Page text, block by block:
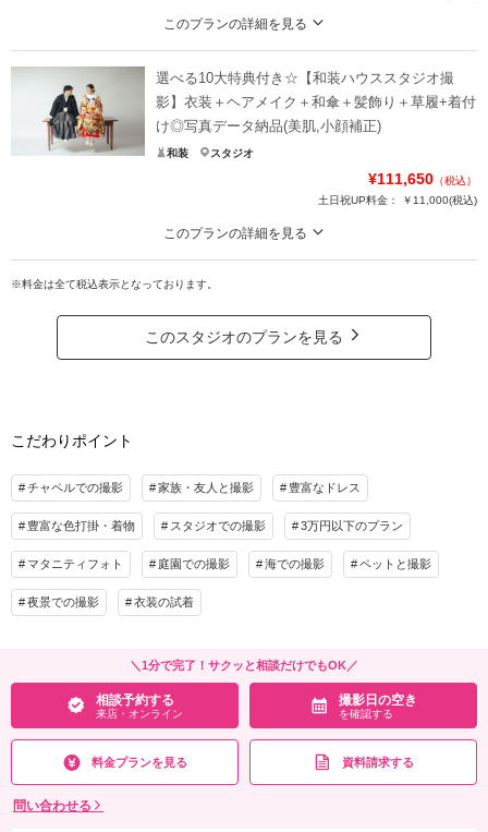
このプランの詳細を見る
家族と撮るウェディングフォトは、ただ一緒に撮影するだけではなく、形に残
る思い出を残すことができます。
ご両家の皆様で新郎新婦様を囲みながら、家族団らんのひとときをお過ごしく
ださい。
ウェディングフォト専門のフォトグラファーが大切に撮影させていただきま
新婦衣装1着
会食
家族と撮影 家族用衣装レンタル ペットと撮影
美肌&スタイルアップレタッチ
相談予約する
来店・オンライン
撮影日の空き
を確認する
選べる10大特典付き☆【和装ハウススタジオ撮
影】衣装＋ヘアメイク＋和傘＋髪飾り＋草履+着付
け◎写真データ納品(美肌,小顔補正)
和装 スタジオ
¥111,650 （税込）
土日祝UP料金：
￥11,000(税込)
このプランの詳細を見る
◎ドライフラワーやフォトフレームで装飾されたハウススタジオが、伝統的な
和装での結婚写真をおしゃれにあなたらしく撮影が叶います。
フラワーウォールやフォトフレームで装飾されたハウススタジオが、伝統的な
撮影料 新婦衣装1着
着付け ヘアメイク
アルバム データ 150カット 台紙付写真
衣装追加 挙式
家族と撮影 家族用衣装レンタル
相談予約する
来店・オンライン
撮影日の空き
を確認する
※料金は全て税込表示となっております。
このスタジオのプランを見る
こだわりポイント
チャペルでの撮影 家族・友人と撮影 豊富なドレス
豊富な色打掛・着物 スタジオでの撮影 3万円以下のプラン
マタニティフォト 庭園での撮影 海での撮影 ペットと撮影
夜景での撮影 衣装の試着
＼1分で完了！サクッと相談だけでもOK／
相談予約する
来店・オンライン
撮影日の空き
を確認する
料金プランを見る 資料請求する
問い合わせる